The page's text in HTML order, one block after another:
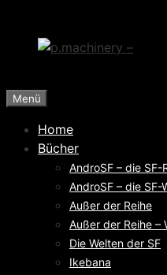
springen
Menü
Home
Bücher
AndroSF – die SF-
AndroSF – die
Außer der Reihe
Außer der Reihe –
Die Welten der SF
Ikebana